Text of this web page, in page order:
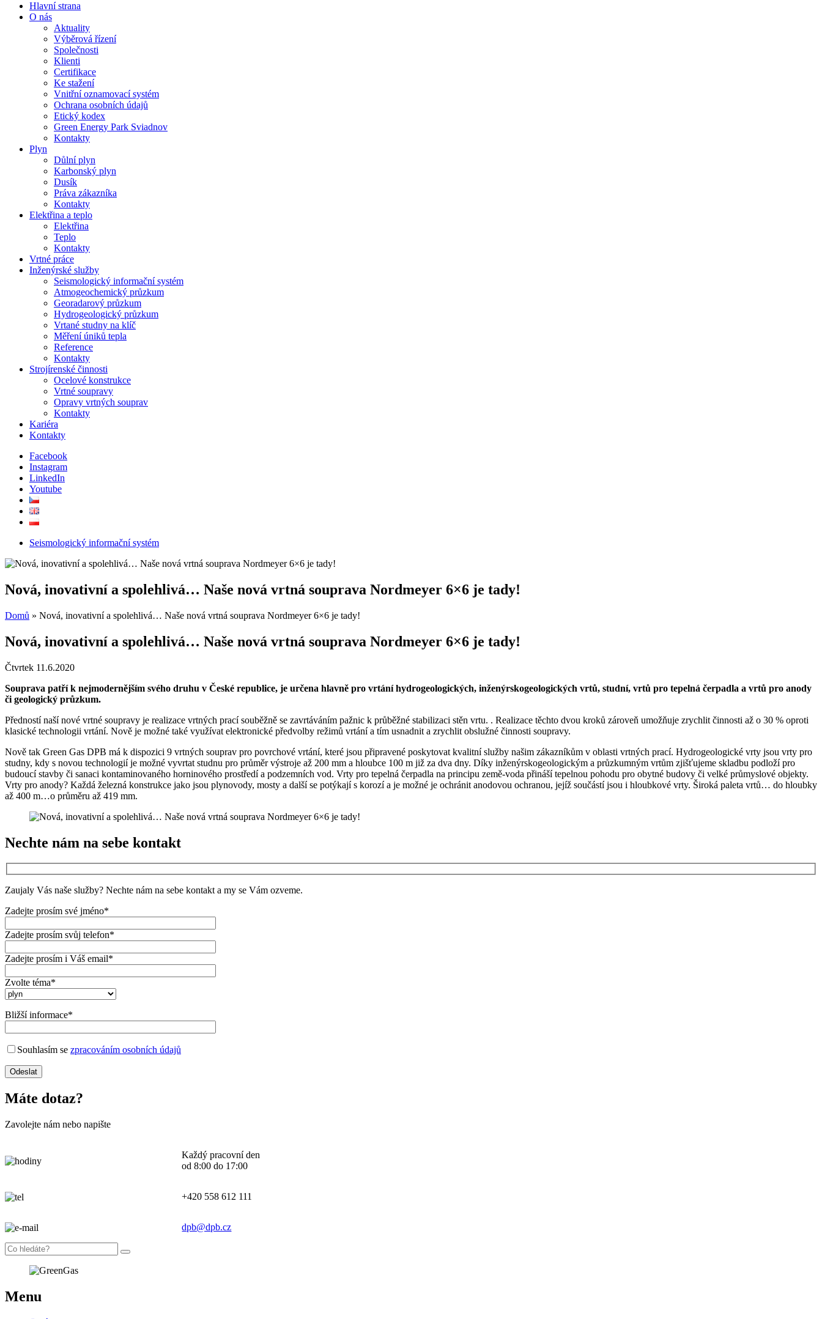
Hlavní strana
O nás
Aktuality
Výběrová řízení
Společnosti
Klienti
Certifikace
Ke stažení
Vnitřní oznamovací systém
Ochrana osobních údajů
Etický kodex
Green Energy Park Sviadnov
Kontakty
Plyn
Důlní plyn
Karbonský plyn
Dusík
Práva zákazníka
Kontakty
Elektřina a teplo
Elektřina
Teplo
Kontakty
Vrtné práce
Inženýrské služby
Seismologický informační systém
Atmogeochemický průzkum
Georadarový průzkum
Hydrogeologický průzkum
Vrtané studny na klíč
Měření úniků tepla
Reference
Kontakty
Strojírenské činnosti
Ocelové konstrukce
Vrtné soupravy
Opravy vrtných souprav
Kontakty
Kariéra
Kontakty
Facebook
Instagram
LinkedIn
Youtube
Seismologický informační systém
Nová, inovativní a spolehlivá… Naše nová vrtná souprava Nordmeyer 6×6 je tady!
Domů » Nová, inovativní a spolehlivá… Naše nová vrtná souprava Nordmeyer 6×6 je tady!
Nová, inovativní a spolehlivá… Naše nová vrtná souprava Nordmeyer 6×6 je tady!
Čtvrtek 11.6.2020
Souprava patří k nejmodernějším svého druhu v České republice, je určena hlavně pro vrtání hydrogeologických, inženýrskogeologických vrtů, studní, vrtů pro tepelná čerpadla a vrtů pro anody
či geologický průzkum.
Předností naší nové vrtné soupravy je realizace vrtných prací souběžně se zavrtáváním pažnic k průběžné stabilizaci stěn vrtu. . Realizace těchto dvou kroků zároveň umožňuje zrychlit činnosti až o 30 % oproti
klasické technologii vrtání. Nově je možné také využívat elektronické předvolby režimů vrtání a tím usnadnit a zrychlit obslužné činnosti soupravy.
Nově tak Green Gas DPB má k dispozici 9 vrtných souprav pro povrchové vrtání, které jsou připravené poskytovat kvalitní služby našim zákazníkům v oblasti vrtných prací. Hydrogeologické vrty jsou vrty pro
studny, kdy s novou technologií je možné vyvrtat studnu pro průměr výstroje až 200 mm a hloubce 100 m již za dva dny. Díky inženýrskogeologickým a průzkumným vrtům zjišťujeme skladbu podloží pro
budoucí stavby či sanaci kontaminovaného horninového prostředí a podzemních vod. Vrty pro tepelná čerpadla na principu země-voda přináší tepelnou pohodu pro obytné budovy či velké průmyslové objekty.
Vrty pro anody? Každá železná konstrukce jako jsou plynovody, mosty a další se potýkají s korozí a je možné je ochránit anodovou ochranou, jejíž součástí jsou i hloubkové vrty. Široká paleta vrtů… do hloubky
až 400 m…o průměru až 419 mm.
Nechte nám na sebe kontakt
Zaujaly Vás naše služby? Nechte nám na sebe kontakt a my se Vám ozveme.
Zadejte prosím své jméno*
Zadejte prosím svůj telefon*
Zadejte prosím i Váš email*
Zvolte téma*
Bližší informace*
Souhlasím se zpracováním osobních údajů
Máte dotaz?
Zavolejte nám nebo napište
Každý pracovní den
od 8:00 do 17:00
+420 558 612 111
dpb@dpb.cz
Menu